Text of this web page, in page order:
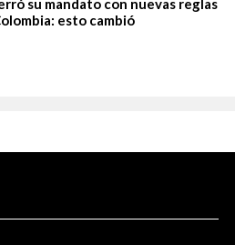
su mandato con nuevas reglas
esto cambió